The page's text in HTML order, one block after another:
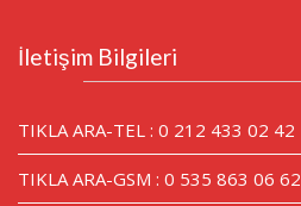
İletişim Bilgileri
TIKLA ARA-TEL : 0 212 433 02 42
TIKLA ARA-GSM : 0 535 863 06 62